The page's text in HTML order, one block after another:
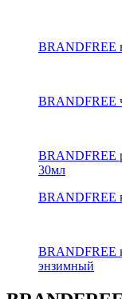
BRANDFREE
BRANDFREE
BRANDFREE
30мл
BRANDFREE
BRANDFREE
энзимный